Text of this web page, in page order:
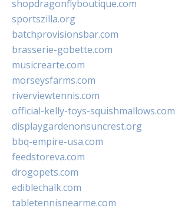
shopdragonflyboutique.com
sportszilla.org
batchprovisionsbar.com
brasserie-gobette.com
musicrearte.com
morseysfarms.com
riverviewtennis.com
official-kelly-toys-squishmallows.com
displaygardenonsuncrest.org
bbq-empire-usa.com
feedstoreva.com
drogopets.com
ediblechalk.com
tabletennisnearme.com